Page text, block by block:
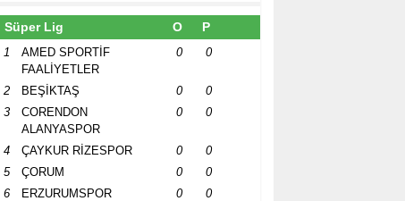
Süper Lig O P
1
AMED SPORTİF
FAALİYETLER
0 0
2 BEŞİKTAŞ 0
0
3
CORENDON
ALANYASPOR
0 0
4 ÇAYKUR RİZESPOR 0
0
5
ÇORUM 0
0
6
ERZURUMSPOR 0
0